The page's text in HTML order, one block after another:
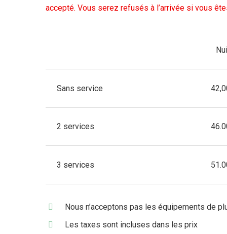
accepté. Vous serez refusés à l’arrivée si vous
Sans service
2 services
3 services
Nous n’acceptons pas les équipements de
Les taxes sont incluses dans les prix